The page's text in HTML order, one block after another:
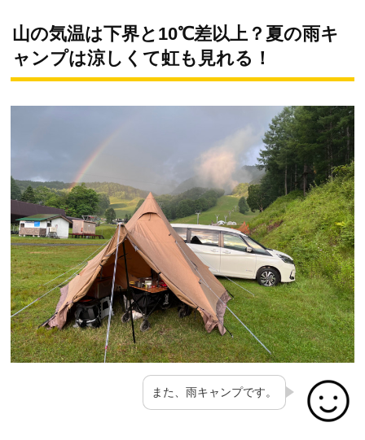
山の気温は下界と10℃差以上？夏の雨キ
ャンプは涼しくて虹も見れる！
また、雨キャンプです。